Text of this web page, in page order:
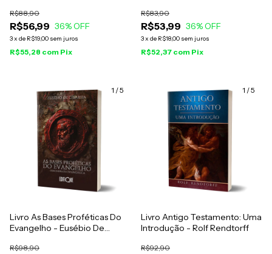
R$56,99
R$88,90
36% OFF
3x de R$19,00 sem juros
R$55,28 com Pix
R$53,99
R$83,90
36% OFF
3x de R$18,00 sem juros
R$52,37 com Pix
1 /5
Livro As Bases Proféticas Do
Evangelho - Eusébio De
R$98,90
1 /5
Livro Antigo Testamento: Uma
Introdução - Rolf Rendtorff
R$92,90